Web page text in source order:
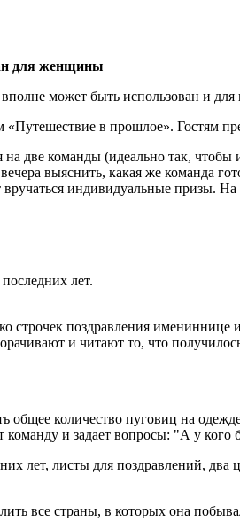
для женщины
может быть использован и
«Путешествие в прошлое». Гостям
две команды (идеально так,
выяснить, какая же команда
вручаться индивидуальные призы.
лет.
строчек поздравления
и читают то, что
общее количество пуговиц на
команду и задает вопросы: "А у
лет, листы для поздравлений, два
все страны, в которых она